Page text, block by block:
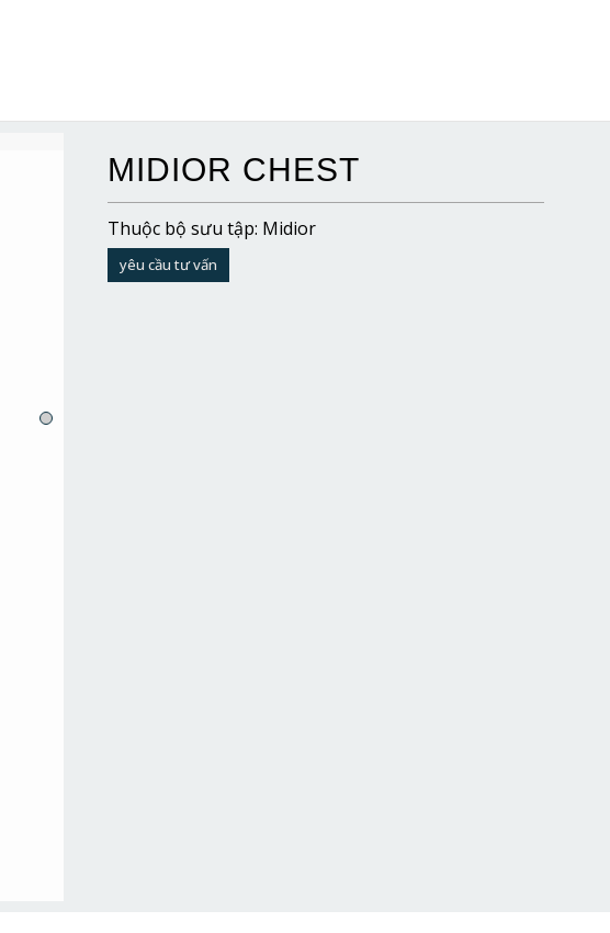
MIDIOR CHEST
Thuộc bộ sưu tập: Midior
yêu cầu tư vấn